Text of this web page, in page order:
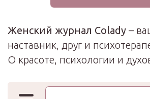
Женский журнал Colady –
наставник, друг и
О красоте, психологии и
Поиск по сайту